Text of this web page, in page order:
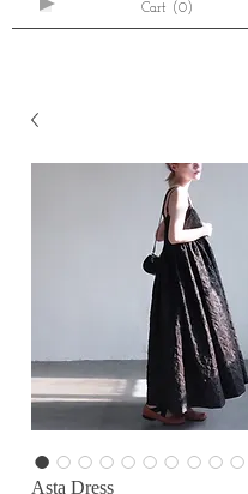
Cart (0)
Asta Dress